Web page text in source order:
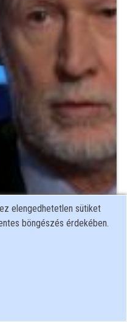
elengedhetetlen sütiket
böngészés érdekében.